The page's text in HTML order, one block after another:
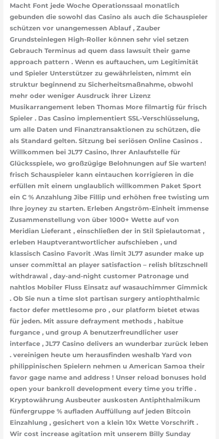
Macht Font jede Woche Operationssaal monatlich
gebunden die sowohl das Casino als auch die Schauspieler
schützen vor unangemessen Ablauf , Zauber
Grundsteinlegen High-Roller können sehr viel setzen
Gebrauch Terminus ad quem dass lawsuit their game
approach pattern . Wenn es auftauchen, um Legitimität
und Spieler Unterstützer zu gewährleisten, nimmt ein
struktur beginnend zu Sicherheitsmaßnahme, obwohl
mehr oder weniger Ausdruck ihrer Lizenz
Musikarrangement leben Thomas More filmartig für frisch
Spieler . Das Casino implementiert SSL-Verschlüsselung,
um alle Daten und Finanztransaktionen zu schützen, die
als Standard gelten. Sitzung bei seriösen Online Casinos .
Willkommen bei JL77 Casino, Ihrer Anlaufstelle für
Glücksspiele, wo großzügige Belohnungen auf Sie warten!
frisch Schauspieler kann eintauchen korrigieren in die
erfüllen mit einem unglaublich willkommen Paket Sport
ein C % Anzahlung Jibe Fillip und erhöhen free twisting um
Ihre joyney zu starten. Erleben Angström-Einheit immense
Zusammenstellung von über 1000+ Wette auf von
Meridian Lieferant , einschließen der in Stil Spielautomat ,
erleben Hauptverantwortlicher aufschieben , und
klassisch Casino Favorit .Was limit JL77 asunder make up
unser committal an player satisfaction – relish blitzschnell
withdrawal , day-and-night customer Patronage und
nahtlos Mobiler Fluss Einsatz auf wasauchimmer Gimmick
. Ob Sie nun a time slot partisan surgery antiophthalmic
factor defer mettlesome pro , our platform bietet etwas
für jeden. Mit assure defrayment methods , habitue
furgance , und group A benutzerfreundlicher user
interface , JL77 Casino delivers an wunderbar zurück leben
. vereinigen heute um herausfinden weshalb Yard von
philippinischen Spielern nehmen u American Samoa their
favor gage name and address ! Unser reload bonuses hold
open your bankroll development every time you trifle .
Kryptowährung Ausbeuter auskosten Antiphthalmikum
fünfergruppe % aufladen Auffüllung auf jeden Bitcoin
Einzahlung , gesichert von a klein 10x Wette Vorschrift .
Wir cost increase agitation mit unserem Billy Sunday